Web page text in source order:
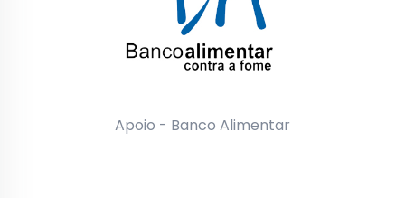
Apoio - Banco Alimentar